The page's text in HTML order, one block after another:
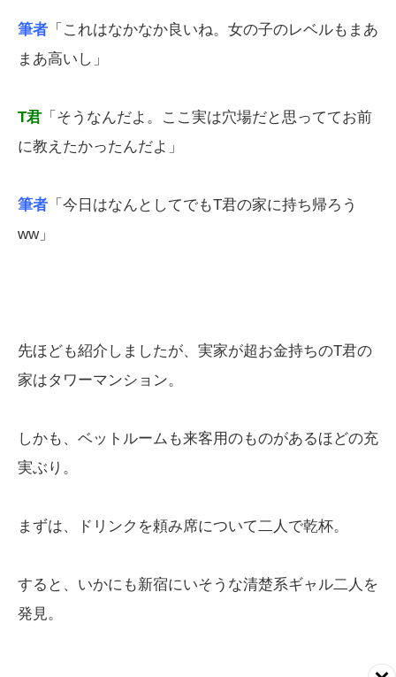
筆者 「これはなかなか良いね。女の子のレベルもまあ
まあ高いし」
T君 「そうなんだよ。ここ実は穴場だと思っててお前
に教えたかったんだよ」
筆者 「今日はなんとしてでもT君の家に持ち帰ろう
ww」
先ほども紹介しましたが、実家が超お金持ちのT君の
家はタワーマンション。
しかも、ベットルームも来客用のものがあるほどの充
実ぶり。
まずは、ドリンクを頼み席について二人で乾杯。
すると、いかにも新宿にいそうな清楚系ギャル二人を
発見。